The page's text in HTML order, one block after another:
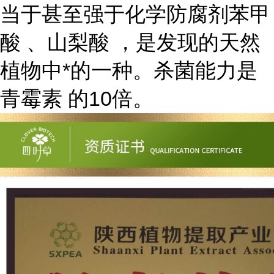
当于甚至强于化学防腐剂苯甲
酸 、山梨酸 ，是发现的天然
植物中*的一种。杀菌能力是
青霉素 的10倍。